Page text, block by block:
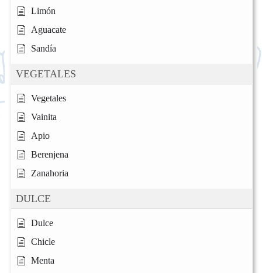
Limón
Aguacate
Sandía
VEGETALES
Vegetales
Vainita
Apio
Berenjena
Zanahoria
DULCE
Dulce
Chicle
Menta